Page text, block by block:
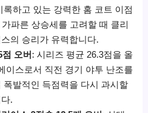
록하고 있는 강력한 홈 코트 이점
파른 상승세를 고려할 때 클리
의 승리가 유력합니다.
오버 : 시리즈 평균 26.3점을 올
이스로서 직전 경기 야투 난조를
폭발적인 득점력을 다시 과시할
.